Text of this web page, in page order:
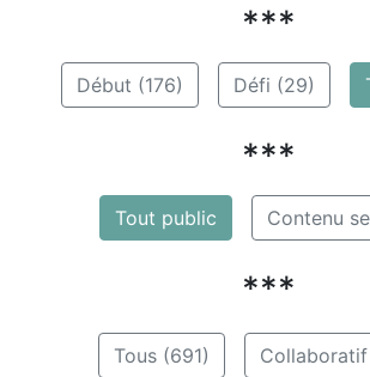
***
Début (176) Défi (29)
***
Tout public Contenu
***
Tous (691)